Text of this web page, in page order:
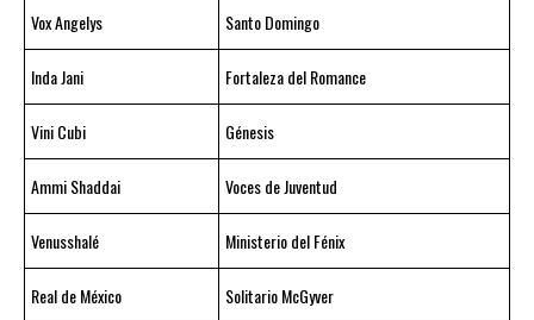
Vox Angelys Santo Domingo
Inda Jani Fortaleza del Romance
Vini Cubi Génesis
Ammi Shaddai Voces de Juventud
Venusshalé Ministerio del Fénix
Real de México Solitario McGyver